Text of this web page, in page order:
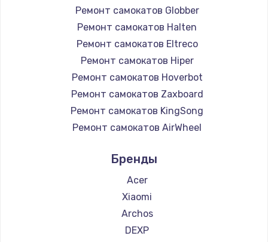
Ремонт самокатов Globber
Ремонт самокатов Halten
Ремонт самокатов Eltreco
Ремонт самокатов Hiper
Ремонт самокатов Hoverbot
Ремонт самокатов Zaxboard
Ремонт самокатов KingSong
Ремонт самокатов AirWheel
Ремонт самокатов Hunter
Ремонт самокатов Shorner
Ремонт самокатов Joyor
Ремонт самокатов Minimotors
Ремонт самокатов Bork
Бренды
Acer
Xiaomi
Archos
DEXP